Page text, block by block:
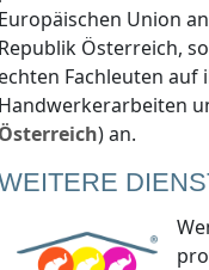
Europäischen Union
Republik Österreich,
echten Fachleuten auf
Handwerkerarbeiten
Österreich) an.